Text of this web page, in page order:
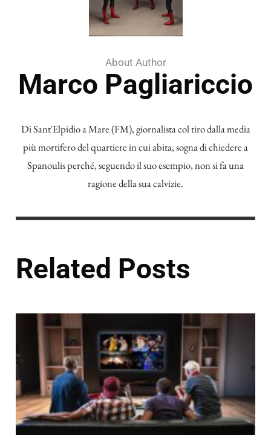
About Author
Marco Pagliariccio
Di Sant'Elpidio a Mare (FM), giornalista col tiro dalla media
più mortifero del quartiere in cui abita, sogna di chiedere a
Spanoulis perché, seguendo il suo esempio, non si fa una
ragione della sua calvizie.
Related Posts